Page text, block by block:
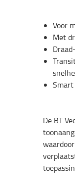
Voor
Met
De BT